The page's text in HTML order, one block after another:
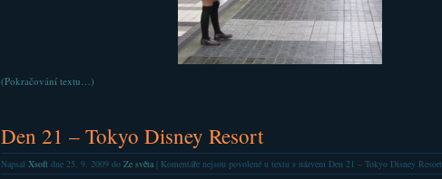
(Pokračování textu…)
Den 21 – Tokyo Disney Resort
Napsal Xsoftdne 25. 9. 2009 do Ze světa| Komentáře nejsou povolenéu textu s názvem Den 21 – Tokyo Disney Resort